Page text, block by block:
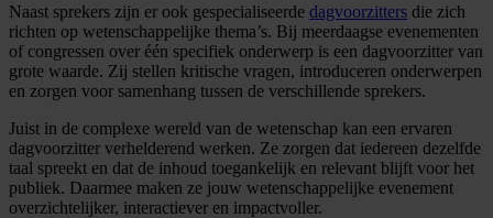
Naast sprekers zijn er ook gespecialiseerde dagvoorzitters die zich
richten op wetenschappelijke thema’s. Bij meerdaagse evenementen
of congressen over één specifiek onderwerp is een dagvoorzitter van
grote waarde. Zij stellen kritische vragen, introduceren onderwerpen
en zorgen voor samenhang tussen de verschillende sprekers.
Juist in de complexe wereld van de wetenschap kan een ervaren
dagvoorzitter verhelderend werken. Ze zorgen dat iedereen dezelfde
taal spreekt en dat de inhoud toegankelijk en relevant blijft voor het
publiek. Daarmee maken ze jouw wetenschappelijke evenement
overzichtelijker, interactiever en impactvoller.